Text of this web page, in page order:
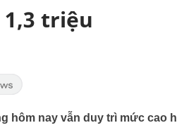
triệu
hôm nay vẫn duy trì mức cao